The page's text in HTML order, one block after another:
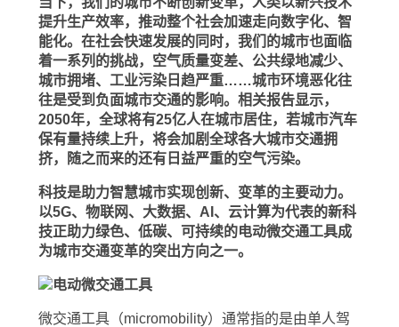
提升生产效率，推动整个社会加速走向数字化、智
能化。在社会快速发展的同时，我们的城市也面临
着一系列的挑战，空气质量变差、公共绿地减少、
城市拥堵、工业污染日趋严重……城市环境恶化往
往是受到负面城市交通的影响。相关报告显示，
2050年，全球将有25亿人在城市居住，若城市汽车
保有量持续上升，将会加剧全球各大城市交通拥
挤，随之而来的还有日益严重的空气污染。
科技是助力智慧城市实现创新、变革的主要动力。
以5G、物联网、大数据、AI、云计算为代表的新科
技正助力绿色、低碳、可持续的电动微交通工具成
为城市交通变革的突出方向之一。
微交通工具（micromobility）通常指的是由单人驾